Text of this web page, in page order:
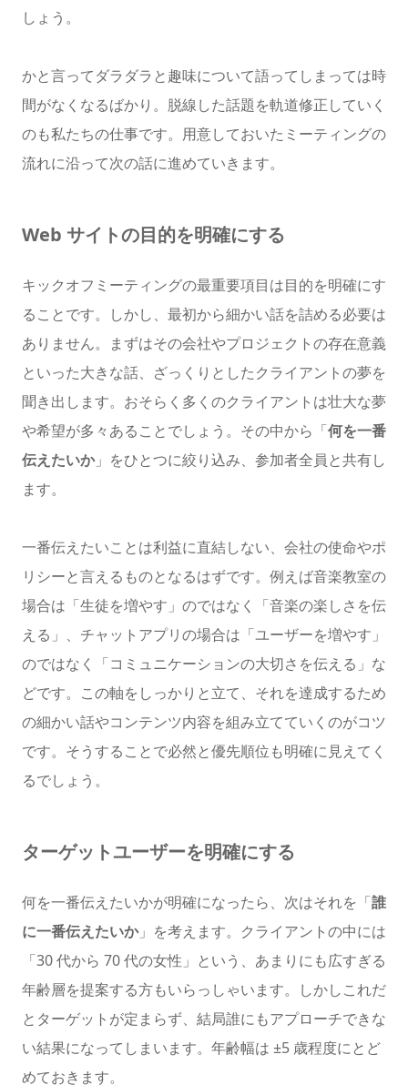
しょう。
かと言ってダラダラと趣味について語ってしまっては時
間がなくなるばかり。脱線した話題を軌道修正していく
のも私たちの仕事です。用意しておいたミーティングの
流れに沿って次の話に進めていきます。
Web サイトの目的を明確にする
キックオフミーティングの最重要項目は目的を明確にす
ることです。しかし、最初から細かい話を詰める必要は
ありません。まずはその会社やプロジェクトの存在意義
といった大きな話、ざっくりとしたクライアントの夢を
聞き出します。おそらく多くのクライアントは壮大な夢
や希望が多々あることでしょう。その中から「何を一番
伝えたいか」をひとつに絞り込み、参加者全員と共有し
ます。
一番伝えたいことは利益に直結しない、会社の使命やポ
リシーと言えるものとなるはずです。例えば音楽教室の
場合は「生徒を増やす」のではなく「音楽の楽しさを伝
える」、チャットアプリの場合は「ユーザーを増やす」
のではなく「コミュニケーションの大切さを伝える」な
どです。この軸をしっかりと立て、それを達成するため
の細かい話やコンテンツ内容を組み立てていくのがコツ
です。そうすることで必然と優先順位も明確に見えてく
るでしょう。
ターゲットユーザーを明確にする
何を一番伝えたいかが明確になったら、次はそれを「誰
に一番伝えたいか」を考えます。クライアントの中には
「30 代から 70 代の女性」という、あまりにも広すぎる
年齢層を提案する方もいらっしゃいます。しかしこれだ
とターゲットが定まらず、結局誰にもアプローチできな
い結果になってしまいます。年齢幅は ±5 歳程度にとど
めておきます。